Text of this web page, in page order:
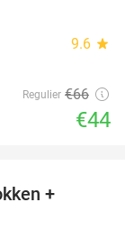
9.6 star
Regulier €66
€44
+